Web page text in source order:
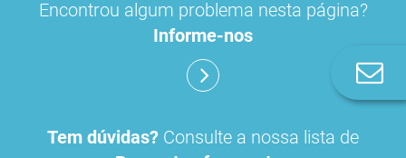
Encontrou algum problema nesta página?
Informe-nos
Tem dúvidas? Consulte a nossa lista de